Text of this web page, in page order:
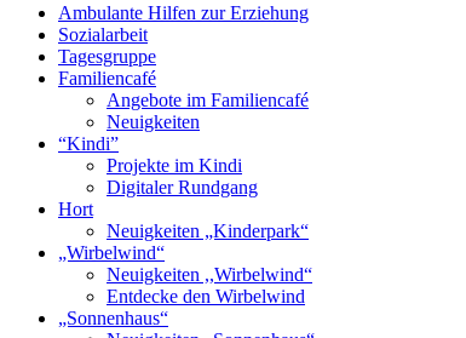
Ambulante Hilfen zur Erziehung
Sozialarbeit
Tagesgruppe
Familiencafé
Angebote im Familiencafé
Neuigkeiten
“Kindi”
Projekte im Kindi
Digitaler Rundgang
Hort
Neuigkeiten „Kinderpark“
„Wirbelwind“
Neuigkeiten ,,Wirbelwind“
Entdecke den Wirbelwind
„Sonnenhaus“